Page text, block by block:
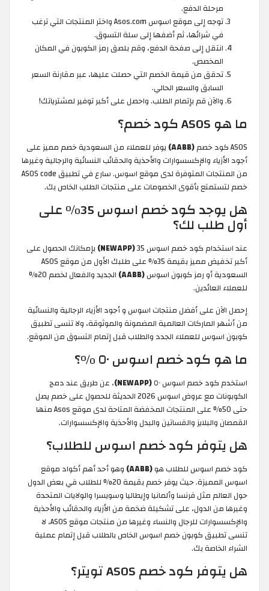
مرحلة الدفع.
توجه إلى موقع اسوس Asos.com واختر المنتجات التي ترغب
في شرائها، ثم أضفها إلى سلة التسوق.
انتقل إلى صفحة الدفع، وقم بلصق رمز الكوبون في المكان
المخصص.
تحقق من قيمة الخصم التي حصلت عليها، عبر مقارنة السعر
السابق والسعر الحالي.
والآن قم بإتمام الطلب. واحصل على أكبر توفير لمشترياتك!
ما هو ASOS كود خصم؟
ASOS كود خصم (AABB)
يوفر للعملاء من السعودية خصم مميز على
أجود الأزياء والإكسسوارات والأحذية والحقائب النسائية والرجالية وغيرها
من المنتجات المتوفرة لدى موقع اسوس. سارع في تطبيق ASOS code
خصم لتستمتع بأقوى الخصومات على منتجات الطلب الخاص بك.
هل يوجد كود خصم اسوس 35% على
أول طلب لك؟
عند استخدام كود خصم اسوس 35 (NEWAPP)
بإمكانك الحصول على
أكبر تخفيض مميز بقيمة 35% على طلبك الأول من موقع ASOS
السعودية أو رمز كوبون اسوس(AABB)
الجديد والفعال لخصم 20%
للعملاء العائدين.
إحصل الآن على أفضل منتجات اسوس و أجود الأزياء الرجالية والنسائية
من أشهر الماركات العالمية المضمونة والموثوقة، ولا تنسى تطبيق
كوبون اسوس للعملاء الجدد والطلاب قبل إتمام التسوق من الموقع.
ما هو كود خصم اسوس ٥٠ %؟
استخدم كود خصم اسوس ٥٠ (NEWAPP)
، عن طريق عند دمج
الكوبونات مع عروض اسوس 2026 الحديثة للحصول على خصم يصل
حتى 50% على المنتجات المخفضة المتاحة لدى موقع Asos منها
القمصان والبلايز والفساتين والبدل والأحذية والإكسسوارات.
هل يتوفر كود خصم اسوس للطلاب؟
كود خصم اسوس للطلاب هو(AABB)
وهو أحد أهم أكواد موقع
اسوس المميزة. حيث يوفر خصم بقيمة 20% للطلاب في بعض الدول
حول العالم مثل فرنسا وألمانيا وإيطاليا وسويسرا والولايات المتحدة
وغيرها من الدول، على تشكيلة ضخمة من الأزياء والحقائب والأحذية
والإكسسوارات للرجال والنساء وغيرها من منتجات موقع ASOS، لا
تنسى تطبيق كوبون خصم اسوس الخاص بالطلاب قبل إتمام عملية
الشراء الخاصة بك.
هل يتوفر كود خصم ASOS تويتر؟